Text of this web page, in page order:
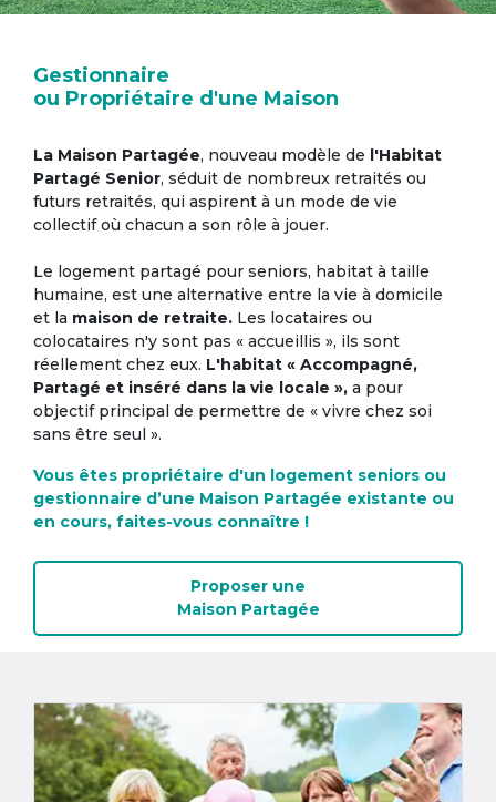
Gestionnaire
ou Propriétaire d'une Maison
La Maison Partagée, nouveau modèle de l'Habitat
Partagé Senior, séduit de nombreux retraités ou
futurs retraités, qui aspirent à un mode de vie
collectif où chacun a son rôle à jouer.
Le logement partagé pour seniors, habitat à taille
humaine, est une alternative entre la vie à domicile
et la maison de retraite. Les locataires ou
colocataires n'y sont pas « accueillis », ils sont
réellement chez eux. L'habitat « Accompagné,
Partagé et inséré dans la vie locale », a pour
objectif principal de permettre de « vivre chez soi
sans être seul ».
Vous êtes propriétaire d'un logement seniors ou
gestionnaire d’une Maison Partagée existante ou
en cours, faites-vous connaître !
Proposer une
Maison Partagée